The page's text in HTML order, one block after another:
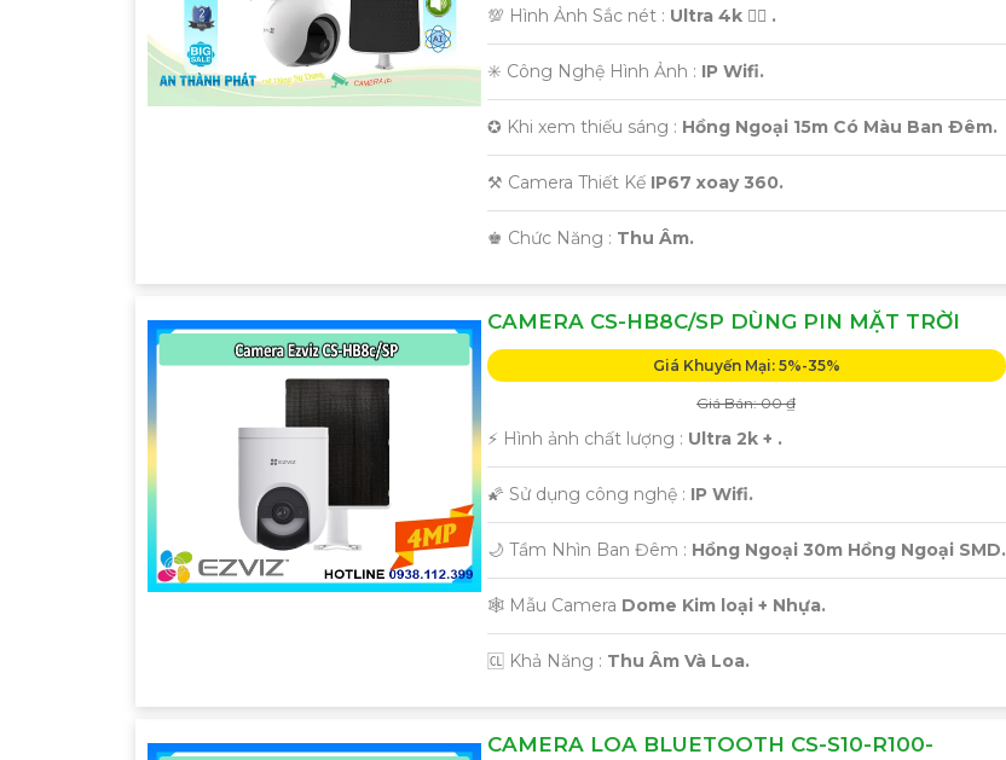
💯 Hình Ảnh Sắc nét : Ultra 4k 👍🏾 .
✳️ Công Nghệ Hình Ảnh : IP Wifi.
✪ Khi xem thiếu sáng : Hồng Ngoại 15m Có Màu Ban Ðêm.
⚒ Camera Thiết Kế IP67 xoay 360.
️♚ Chức Năng : Thu Âm.
CAMERA CS-HB8C/SP DÙNG PIN MẶT TRỜI
Giá Khuyến Mại: 5%-35%
Giá Bán: 00 ₫
️⚡ Hình ảnh chất lượng : Ultra 2k + .
🌠 Sử dụng công nghệ : IP Wifi.
🌙 Tầm Nhìn Ban Đêm : Hồng Ngoại 30m Hồng Ngoại SMD.
🕸️ Mẫu Camera Dome Kim loại + Nhựa.
️🆑 Khả Năng : Thu Âm Và Loa.
CAMERA LOA BLUETOOTH CS-S10-R100-